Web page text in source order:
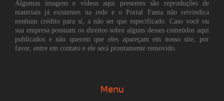
Algumas imagens e vídeos aqui presentes são reproduções de
materiais já existentes na rede e o Portal Fama não reivindica
nenhum crédito para si, a não ser que especificado. Caso você ou
sua empresa possuam os direitos sobre alguns desses conteúdos aqui
publicados e não querem que eles apareçam em nosso site, por
favor, entre em contato e ele será prontamente removido.
Menu